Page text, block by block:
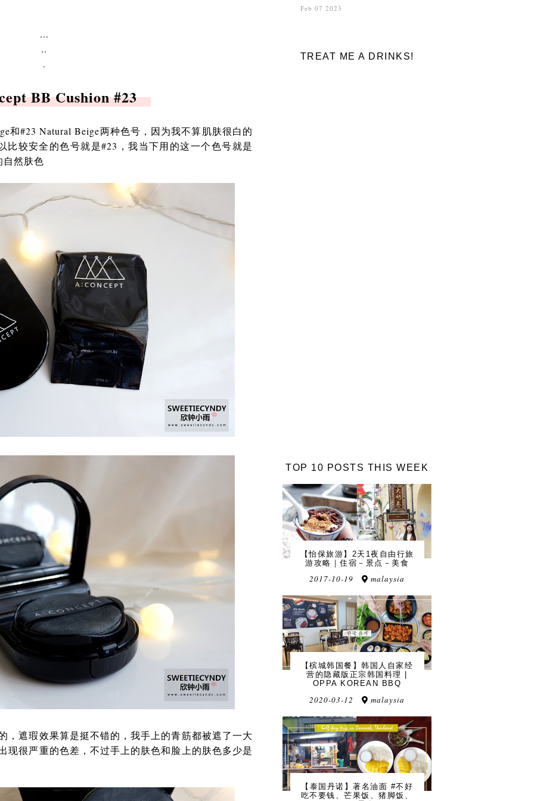
...
..
.
BB Cushion #23
和#23 Natural Beige两种色号，因为我不算肌肤很白的
比较安全的色号就是#23，我当下用的这一个色号就是
自然肤色
，遮瑕效果算是挺不错的，我手上的青筋都被遮了一大
现很严重的色差，不过手上的肤色和脸上的肤色多少是
Feb 07 2023
TREAT ME A DRINKS!
TOP 10 POSTS THIS WEEK
【怡保旅游】2天1夜自由行旅
游攻略｜住宿－景点－美食
2017-10-19 malaysia
【槟城韩国餐】韩国人自家经
营的隐藏版正宗韩国料理 |
OPPA KOREAN BBQ
2020-03-12 malaysia
【泰国丹诺】著名油面 #不好
吃不要钱、芒果饭、猪脚饭、